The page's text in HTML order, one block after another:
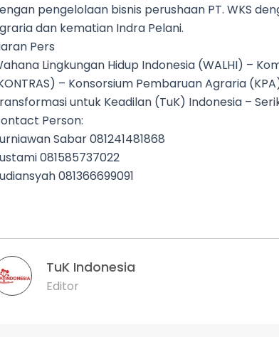
pengelolaan bisnis perushaan PT. WKS
dan kematian Indra Pelani.
Pers
Lingkungan Hidup Indonesia (WALHI) –
– Konsorsium Pembaruan Agraria
untuk Keadilan (TuK) Indonesia –
Person:
Sabar 081241481868
081585737022
081366699091
TuK Indonesia
Editor